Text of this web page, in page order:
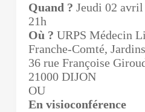
Quand ? Jeudi 02
21h
Où ? URPS Médecin
Franche-Comté,
36 rue Françoise
21000 DIJON
OU
En visioconférence